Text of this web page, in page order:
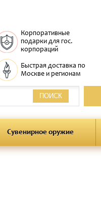
Корпоративные
подарки для гос.
корпораций
Быстрая доставка по
Москве и регионам
ПОИСК
Сувенирное оружие